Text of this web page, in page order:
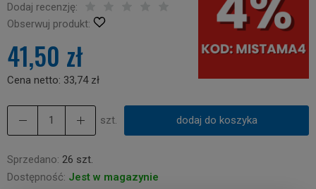
Dodaj recenzję:
Obserwuj produkt:
41,50 zł
Cena netto: 33,74 zł
szt. dodaj do koszyka
Sprzedano: 26 szt.
Dostępność: Jest w magazynie